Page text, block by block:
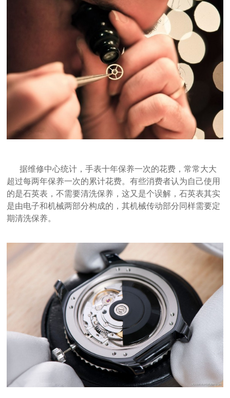
据维修中心统计，手表十年保养一次的花费，常常大大
超过每两年保养一次的累计花费。有些消费者认为自己使用
的是石英表，不需要清洗保养，这又是个误解，石英表其实
是由电子和机械两部分构成的，其机械传动部分同样需要定
期清洗保养。